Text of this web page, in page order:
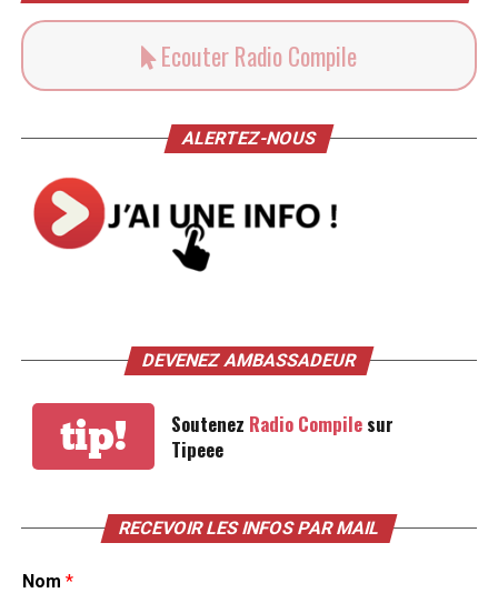
Ecouter Radio Compile
ALERTEZ-NOUS
DEVENEZ AMBASSADEUR
tip! Soutenez Radio Compilesur
Tipeee
RECEVOIR LES INFOS PAR MAIL
Nom *